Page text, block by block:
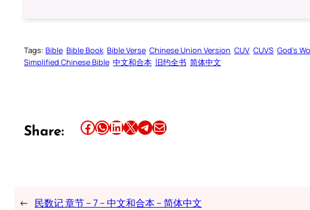
Tags: Bible Bible Book Bible Verse Chinese Union Version CUV CUVS God’s
Simplified Chinese Bible 中文和合本 旧约全书 简体中文
Share: Share this article on Facebook Share this article on WhatsApp Share this article on LinkedIn Share this article on X Share this article on TelegramEmail this Article
← 民数记 章节 – 7 – 中文和合本 – 简体中文